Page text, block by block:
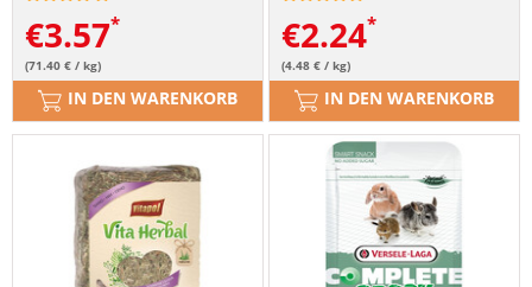
€3.57
(71.40 € / kg)
IN DEN WARENKORB
€2.24
(4.48 € / kg)
IN DEN WARENKORB